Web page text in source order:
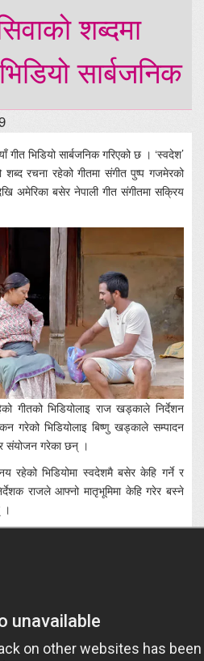
शब्दमा
सार्बजनिक
गीत भिडियो सार्बजनिक गरिएको छ । ‘स्वदेश’
शब्द रचना रहेको गीतमा संगीत पुष्प गजमेरको
अमेरिका बसेर नेपाली गीत संगीतमा सक्रिय
गीतको भिडियोलाइ राज खड्काले निर्देशन
गरेको भिडियोलाइ बिष्णु खड्काले सम्पादन
संयोजन गरेका छन् ।
रहेको भिडियोमा स्वदेशमै बसेर केहि गर्ने र
राजले आफ्नो मातृभूमिमा केहि गरेर बस्ने
।